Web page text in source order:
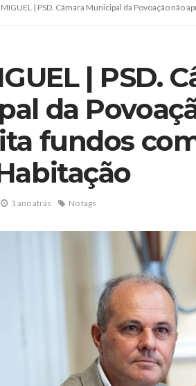
| PSD. Câmara Municipal da Povoação não aproveita fundos
| PSD.
da
fundos
1 ano atrás No tags